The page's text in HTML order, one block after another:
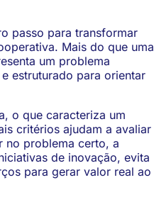
passo para transformar
Mais do que uma
um problema
estruturado para orientar
o que caracteriza um
critérios ajudam a avaliar
no problema certo, a
de inovação, evita
para gerar valor real ao